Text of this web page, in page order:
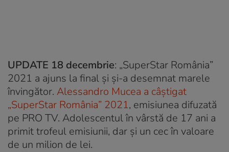
UPDATE 18 decembrie: „SuperStar România”
2021 a ajuns la final și și-a desemnat marele
învingător. Alessandro Mucea a câștigat
„SuperStar România” 2021, emisiunea difuzată
pe PRO TV. Adolescentul în vârstă de 17 ani a
primit trofeul emisiunii, dar și un cec în valoare
de un milion de lei.